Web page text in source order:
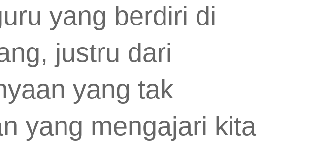
yang berdiri di
justru dari
yang tak
yang mengajari kita